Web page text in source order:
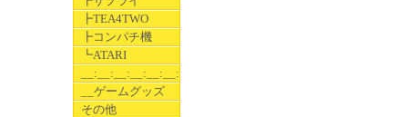
┣TEA4TWO
┣コンパチ機
┗ATARI
__:__:__:__:__:__:__
__ゲームグッズ
その他